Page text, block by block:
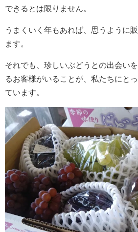
できるとは限りません。
うまくいく年もあれば、思うように
ます。
それでも、珍しいぶどうとの出会い
るお客様がいることが、私たちにと
ています。